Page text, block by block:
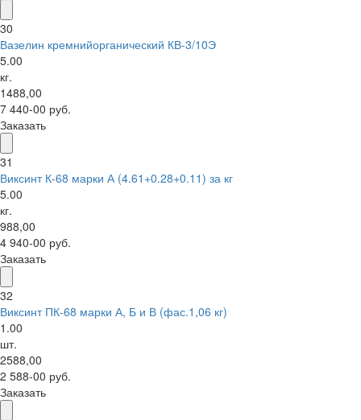
30
Вазелин кремнийорганический КВ-3/10Э
5.00
кг.
1488,00
7 440-00 руб.
Заказать
31
Виксинт К-68 марки А (4.61+0.28+0.11) за кг
5.00
кг.
988,00
4 940-00 руб.
Заказать
32
Виксинт ПК-68 марки А, Б и В (фас.1,06 кг)
1.00
шт.
2588,00
2 588-00 руб.
Заказать